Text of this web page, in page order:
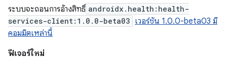
ระบบจะถอนการอ้างสิทธิ์ androidx.health:health-
services-client:1.0.0-beta03 เวอร์ชัน 1.0.0-beta03 มี
คอมมิตเหล่านี้
ฟีเจอร์ใหม่